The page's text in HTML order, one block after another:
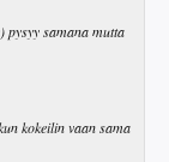
pysyy samana mutta
kokeilin vaan sama